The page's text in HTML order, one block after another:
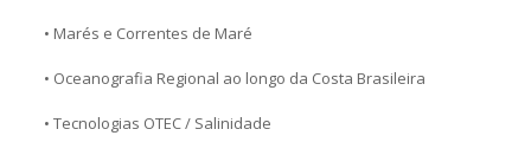
• Marés e Correntes de Maré
• Oceanografia Regional ao longo da Costa Brasileira
• Tecnologias OTEC / Salinidade